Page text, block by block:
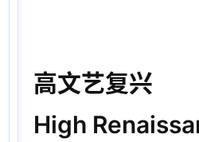
高文艺复兴
High